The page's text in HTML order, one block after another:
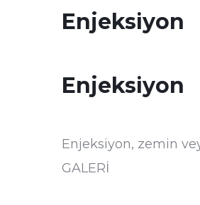
Enjeksiyon
Enjeksiyon
Enjeksiyon, zemin
GALERİ